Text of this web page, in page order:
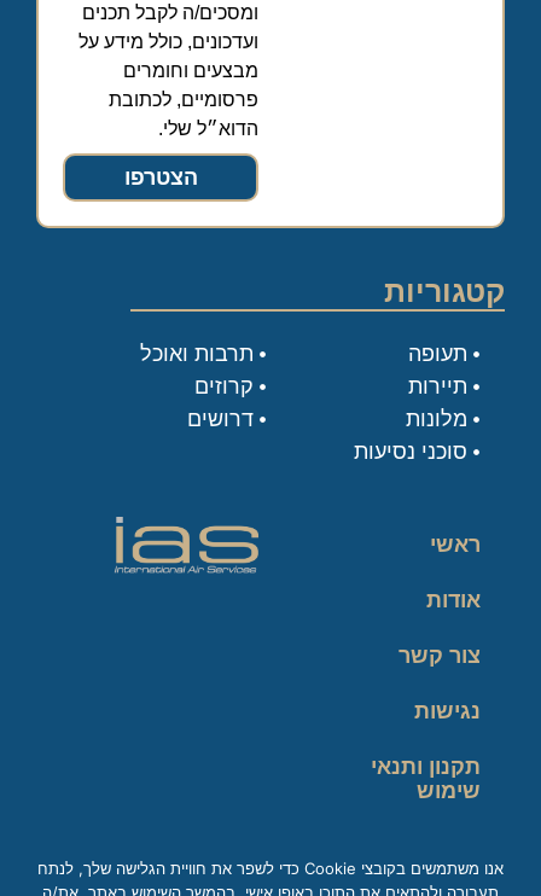
ומסכים/ה לקבל תכנים
ועדכונים, כולל מידע על
מבצעים וחומרים
פרסומיים, לכתובת
הדוא״ל שלי.
הצטרפו
קטגוריות
תעופה
תיירות
מלונות
סוכני נסיעות
תרבות ואוכל
קרוזים
דרושים
ראשי
אודות
צור קשר
נגישות
תקנון ותנאי
שימוש
אנו משתמשים בקובצי Cookie כדי לשפר את חוויית הגלישה שלך, לנתח